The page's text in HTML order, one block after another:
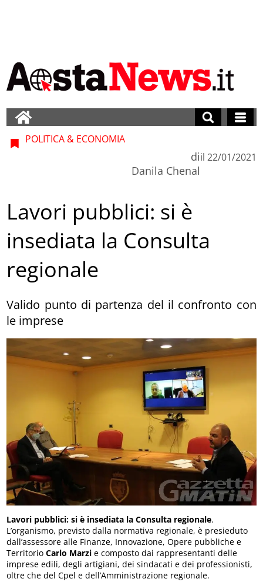
POLITICA & ECONOMIA
di
Danila Chenal
il 22/01/2021
Lavori pubblici: si è
insediata la Consulta
regionale
Valido punto di partenza del il confronto con
le imprese
Lavori pubblici: si è insediata la Consulta regionale.
L’organismo, previsto dalla normativa regionale, è presieduto
dall’assessore alle Finanze, Innovazione, Opere pubbliche e
TerritorioCarlo Marzi e composto dai rappresentanti delle
imprese edili, degli artigiani, dei sindacati e dei professionisti,
oltre che del Cpel e dell’Amministrazione regionale.